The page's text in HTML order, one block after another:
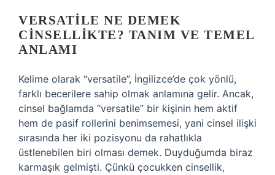
VERSATILE NE DEMEK
CINSELLIKTE? TANIM VE TEMEL
ANLAMI
Kelime olarak “versatile”, İngilizce’de çok yönlü,
farklı becerilere sahip olmak anlamına gelir. Ancak,
cinsel bağlamda “versatile” bir kişinin hem aktif
hem de pasif rollerini benimsemesi, yani cinsel ilişki
sırasında her iki pozisyonu da rahatlıkla
üstlenebilen biri olması demek. Duyduğumda biraz
karmaşık gelmişti. Çünkü çocukken cinsellik,